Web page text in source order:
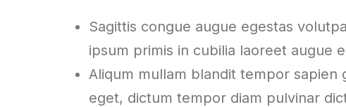
Sagittis congue augue egestas
ipsum primis in cubilia laoreet augue
Aliqum mullam blandit tempor
eget, dictum tempor diam pulvinar